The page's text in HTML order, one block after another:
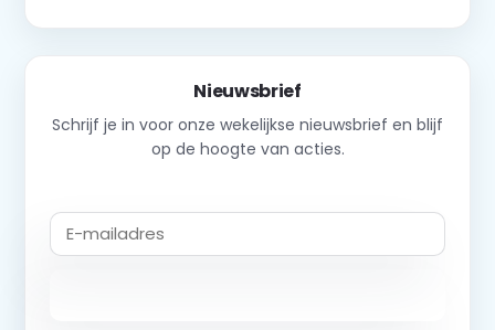
Nieuwsbrief
Schrijf je in voor onze wekelijkse nieuwsbrief en blijf
op de hoogte van acties.